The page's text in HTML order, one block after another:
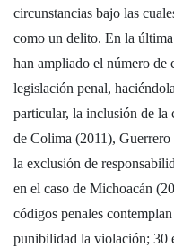
circunstancias bajo las
como un delito. En la
han ampliado el número de
legislación penal,
particular, la inclusión de la
de Colima (2011),
la exclusión de
en el caso de Michoacán
códigos penales
punibilidad la violación; 30